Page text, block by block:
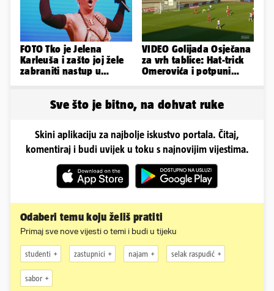
FOTO Tko je Jelena
Karleuša i zašto joj žele
zabraniti nastup u
VIDEO Golijada Osječana
za vrh tablice: Hat-trick
Omerovića i potpuni
Sve što je bitno, na dohvat ruke
Skini aplikaciju za najbolje iskustvo portala. Čitaj,
komentiraj i budi uvijek u toku s najnovijim vijestima.
Odaberi temu koju želiš pratiti
Primaj sve nove vijesti o temi i budi u tijeku
studenti zastupnici najam selak raspudić
sabor